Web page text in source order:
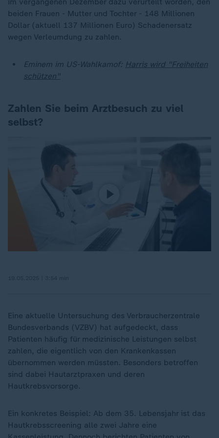
beiden Frauen - Mutter und Tochter - 148 Millionen
Dollar (aktuell 137 Millionen Euro) Schadenersatz
wegen Verleumdung zu zahlen.
Eminem im US-Wahlkamof: Harris wird "Freiheiten
schützen"
Zahlen Sie beim Arztbesuch zu viel
selbst?
Eine aktuelle Untersuchung des Verbraucherzentrale
Bundesverbands (VZBV) hat aufgedeckt, dass
Patienten häufig für medizinische Leistungen selbst
zahlen, die eigentlich von den Krankenkassen
übernommen werden müssten. Besonders betroffen
sind dabei Hautarztpraxen und deren
Hautkrebsvorsorge.
Ein konkretes Beispiel: Ab dem 35. Lebensjahr ist das
Hautkrebsscreening alle zwei Jahre eine